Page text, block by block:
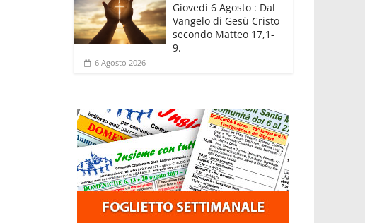
Giovedì 6 Agosto : Dal
Vangelo di Gesù Cristo
secondo Matteo 17,1-
9.
6 Agosto 2026